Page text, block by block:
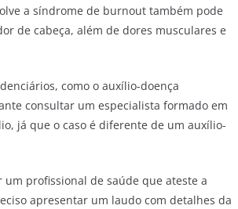
a síndrome de burnout também pode
de cabeça, além de dores musculares e
como o auxílio-doença
consultar um especialista formado em
já que o caso é diferente de um auxílio-
profissional de saúde que ateste a
apresentar um laudo com detalhes da